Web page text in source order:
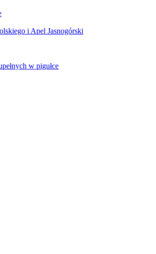
i Apel Jasnogórski
w pigułce